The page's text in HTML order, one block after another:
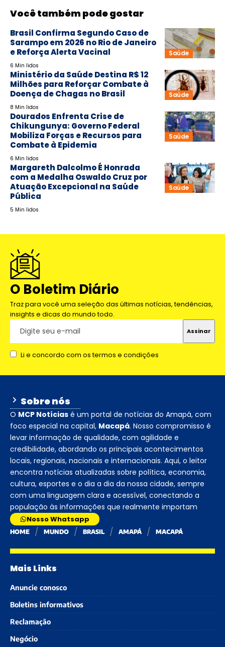
Você também pode gostar
Saúde
Brasil Confirma Segundo Caso de
Sarampo em 2026 no Rio de Janeiro
e Reforça Alerta Vacinal
6 Min lidos
Saúde
Ministério da Saúde Destina R$ 12
Milhões para Reforçar Combate à
Doença de Chagas no Brasil
8 Min lidos
Saúde
Dourados Enfrenta Crise de
Chikungunya: Governo Federal
Mobiliza Forças e Recursos para
Combate à Epidemia
6 Min lidos
Saúde
Margareth Dalcolmo É Honrada
com a Medalha Oswaldo Cruz por
Atuação Excepcional na Saúde
Pública
5 Min lidos
O Boletim Diário
Traz para você uma seleção das últimas notícias, tendências,
insights e dicas do mundo todo.
Li e concordo com os termos e condições
Sobre nós
O MCP Notícias é um portal de notícias do Amapá, com
foco especial na capital, Macapá. Nosso compromisso é
levar informação de qualidade, com agilidade e
credibilidade, abordando os principais acontecimentos
locais, regionais, nacionais e internacionais. Aqui, o leitor
encontra notícias atualizadas sobre política, economia,
cultura, esportes e o dia a dia da nossa cidade, sempre
com uma linguagem clara e acessível, conectando a
população às informações que realmente importam
Nosso Whatsapp
HOME MUNDO BRASIL AMAPÁ MACAPÁ
Mais Links
Anuncie conosco
Boletins informativos
Reclamação
Negócio